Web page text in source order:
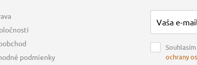
podmienky
ochrany